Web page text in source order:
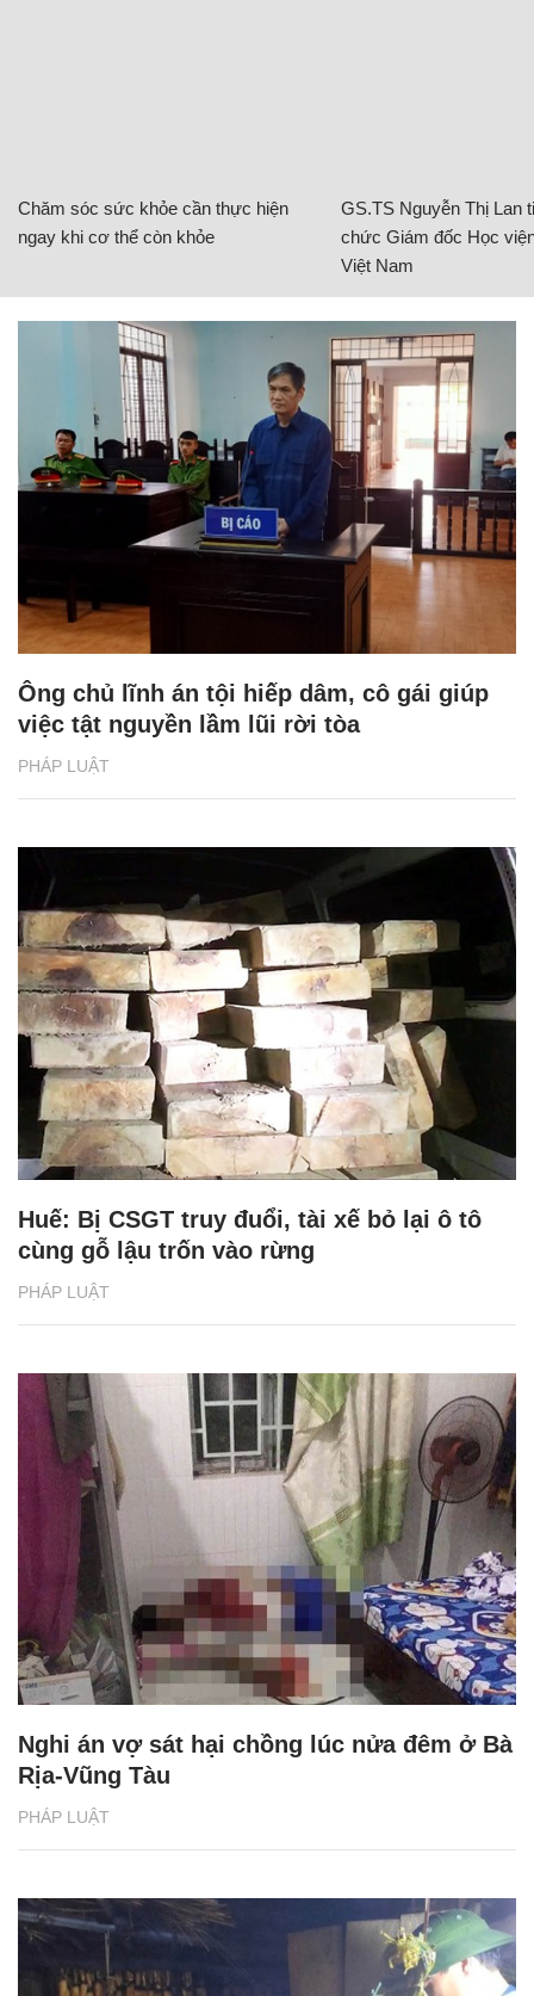
Chăm sóc sức khỏe cần thực hiện
ngay khi cơ thể còn khỏe
GS.TS Nguyễn Thị Lan
chức Giám đốc Học
Việt Nam
PHÁP LUẬT
Ông chủ lĩnh án tội hiếp dâm, cô gái giúp
việc tật nguyền lầm lũi rời tòa
PHÁP LUẬT
Huế: Bị CSGT truy đuổi, tài xế bỏ lại ô tô
cùng gỗ lậu trốn vào rừng
PHÁP LUẬT
Nghi án vợ sát hại chồng lúc nửa đêm ở Bà
Rịa-Vũng Tàu